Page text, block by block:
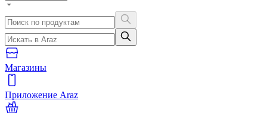
Магазины
Приложение Araz